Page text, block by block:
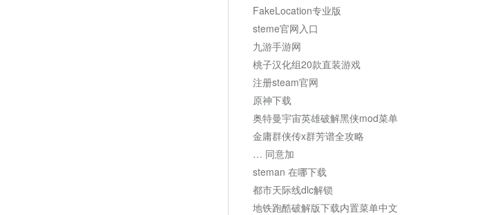
FakeLocation专业版
steme官网入口
九游手游网
桃子汉化组20款直装游戏
注册steam官网
原神下载
奥特曼宇宙英雄破解黑侠mod菜单
金庸群侠传x群芳谱全攻略
… 同意加
steman 在哪下载
都市天际线dlc解锁
地铁跑酷破解版下载内置菜单中文